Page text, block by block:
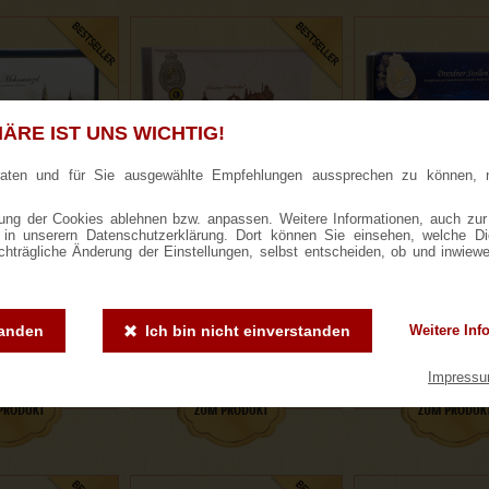
IST UNS WICHTIG!
und für Sie ausgewählte Empfehlungen aussprechen zu können,
der Cookies ablehnen bzw. anpassen. Weitere Informationen, auch
unserern Datenschutzerklärung. Dort können Sie einsehen, welche
Änderung der Einstellungen, selbst entscheiden, ob und
Ich bin nicht einverstanden Weitere
Mohnstriezel
1000g Dresdner Stollen® in
Holzkiste
1000g Dresdner
blauer